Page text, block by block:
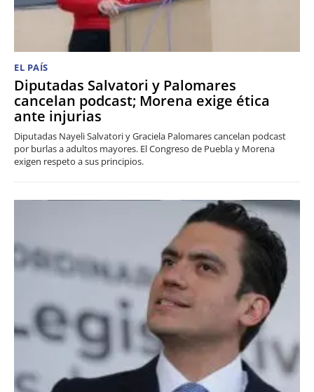
EL PAÍS
Diputadas Salvatori y Palomares
cancelan podcast; Morena exige ética
ante injurias
Diputadas Nayeli Salvatori y Graciela Palomares cancelan podcast
por burlas a adultos mayores. El Congreso de Puebla y Morena
exigen respeto a sus principios.